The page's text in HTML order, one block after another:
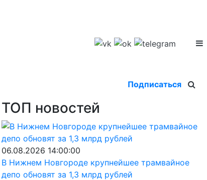
Подписаться
ТОП новостей
06.08.2026 14:00:00
В Нижнем Новгороде крупнейшее трамвайное
депо обновят за 1,3 млрд рублей